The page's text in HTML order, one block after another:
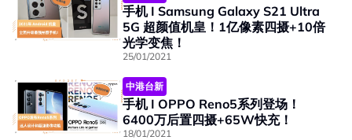
手机 I Samsung Galaxy S21 Ultra
5G 超颜值机皇！1亿像素四摄+10倍
光学变焦！
25/01/2021
中港台新
手机 I OPPO Reno5系列登场！
6400万后置四摄+65W快充！
18/01/2021